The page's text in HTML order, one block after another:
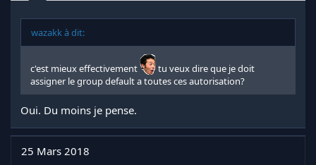
wazakk à dit:
c'est mieux effectivement
tu veux dire que je doit
assigner le group default a toutes ces autorisation?
Oui. Du moins je pense.
25 Mars 2018